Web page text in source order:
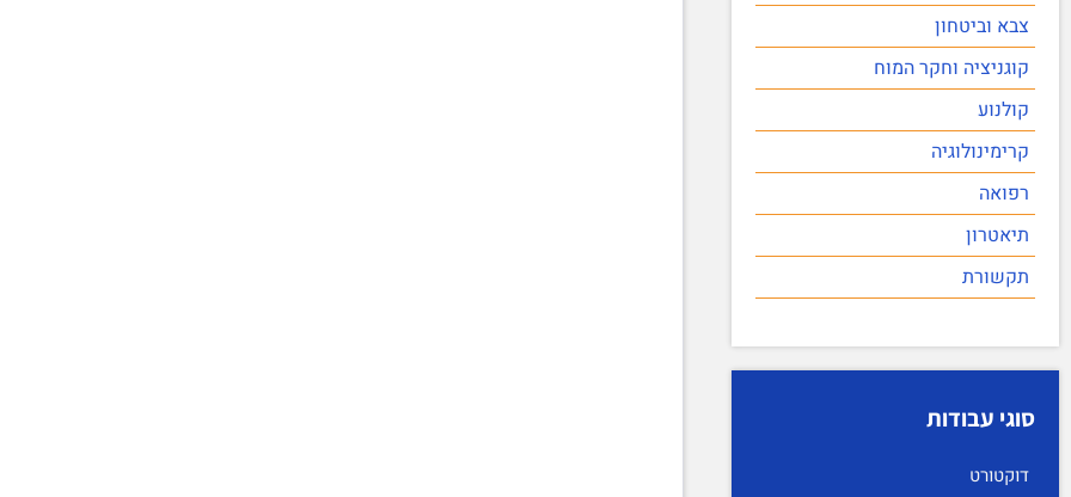
צבא וביטחון
קוגניציה וחקר המוח
קולנוע
קרימינולוגיה
רפואה
תיאטרון
תקשורת
סוגי עבודות
דוקטורט